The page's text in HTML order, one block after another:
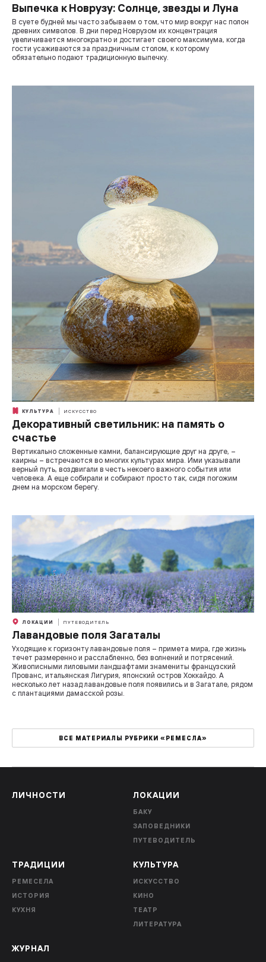
Выпечка к Новрузу: Солнце, звезды и Луна
В суете будней мы часто забываем о том, что мир вокруг нас полон
древних символов. В дни перед Новрузом их концентрация
увеличивается многократно и достигает своего максимума, когда
гости усаживаются за праздничным столом, к которому
обязательно подают традиционную выпечку.
КУЛЬТУРА ИСКУССТВО
Декоративный светильник: на память о
счастье
Вертикально сложенные камни, балансирующие друг на друге, –
каирны – встречаются во многих культурах мира. Ими указывали
верный путь, воздвигали в честь некоего важного события или
человека. А еще собирали и собирают просто так, сидя погожим
днем на морском берегу.
ЛОКАЦИИ ПУТЕВОДИТЕЛЬ
Лавандовые поля Загаталы
Уходящие к горизонту лавандовые поля – примета мира, где жизнь
течет размеренно и расслабленно, без волнений и потрясений.
Живописными лиловыми ландшафтами знамениты французский
Прованс, итальянская Лигурия, японский остров Хоккайдо. А
несколько лет назад лавандовые поля появились и в Загатале, рядом
с плантациями дамасской розы.
ВСЕ МАТЕРИАЛЫ РУБРИКИ «РЕМЕСЛА»
ЛИЧНОСТИ ЛОКАЦИИ
БАКУ
ЗАПОВЕДНИКИ
ПУТЕВОДИТЕЛЬ
ТРАДИЦИИ
РЕМЕСЕЛА
ИСТОРИЯ
КУХНЯ
КУЛЬТУРА
ИСКУССТВО
КИНО
ТЕАТР
ЛИТЕРАТУРА
ЖУРНАЛ